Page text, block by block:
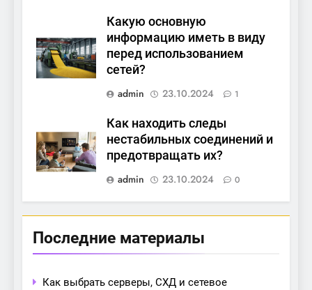
Какую основную
информацию иметь в виду
перед использованием
сетей?
admin
23.10.2024 1
Как находить следы
нестабильных соединений и
предотвращать их?
admin
23.10.2024 0
Последние материалы
Как выбрать серверы, СХД и сетевое